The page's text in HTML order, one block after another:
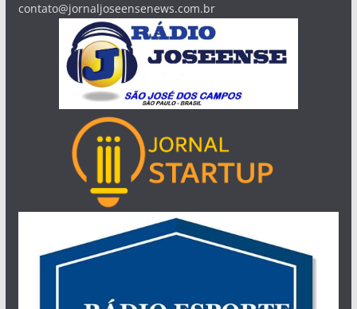
contato@jornaljoseensenews.com.br